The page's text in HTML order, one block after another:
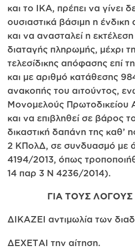
και το ΙΚΑ, πρέπει να γίνει
ουσιαστικά βάσιμη η
και να ανασταλεί η
διαταγής πληρωμής, μέχρι
τελεσίδικης απόφασης επί
και με αριθμό κατάθεσης
ανακοπής του αιτούντος,
Μονομελούς
και να επιβληθεί σε βάρος
δικαστική δαπάνη της καθ’
2 ΚΠολΔ, σε συνδυασμό με
4194/2013, όπως
14 παρ 3 Ν 4236/2014).
ΓΙΑ ΤΟΥΣ
ΔΙΚΑΖΕΙ αντιμωλία των
ΔΕΧΕΤΑΙ την αίτηση.